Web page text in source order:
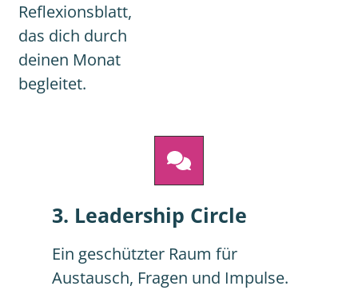
Reflexionsblatt,
das dich durch
deinen Monat
begleitet.
3. Leadership Circle
Ein geschützter Raum für
Austausch, Fragen und Impulse.